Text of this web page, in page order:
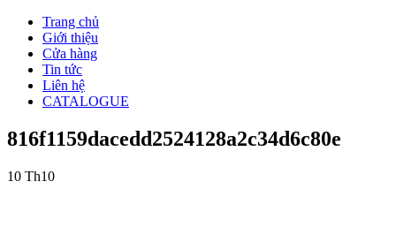
Trang chủ
Giới thiệu
Cửa hàng
Tin tức
Liên hệ
CATALOGUE
816f1159dacedd2524128a2c34d6c80e
10 Th10